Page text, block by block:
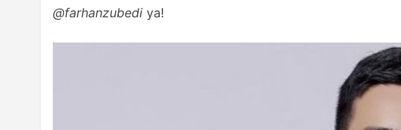
@farhanzubedi ya!